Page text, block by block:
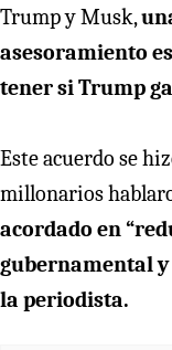
Trump y Musk,
asesoramiento
tener si Trump
Este acuerdo se
millonarios
acordado en
gubernamental y
la periodista.